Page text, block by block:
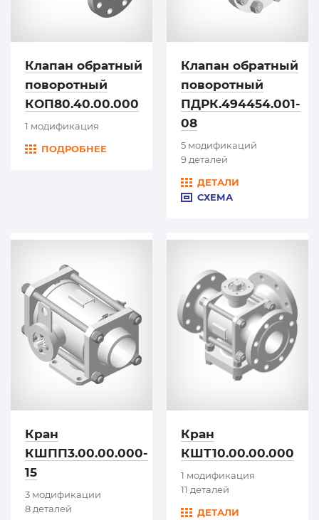
Клапан обратный
поворотный
КОП80.40.00.000
1 модификация
ПОДРОБНЕЕ
Клапан обратный
поворотный
ПДРК.494454.001-
08
5 модификаций
9 деталей
ДЕТАЛИ
СХЕМА
Кран
КШПП3.00.00.000-
15
3 модификации
8 деталей
Кран
КШТ10.00.00.000
1 модификация
11 деталей
ДЕТАЛИ